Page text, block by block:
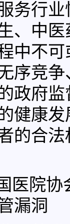
务行
、中
中不
序竞
政府
健康
的合
院协
漏洞